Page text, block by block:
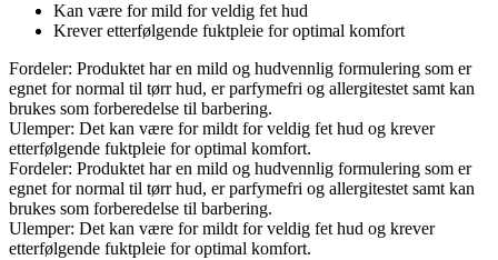
Kan være for mild for veldig fet hud
Krever etterfølgende fuktpleie for optimal komfort
Fordeler: Produktet har en mild og hudvennlig formulering som er
egnet for normal til tørr hud, er parfymefri og allergitestet samt kan
brukes som forberedelse til barbering.
Ulemper: Det kan være for mildt for veldig fet hud og krever
etterfølgende fuktpleie for optimal komfort.
Fordeler: Produktet har en mild og hudvennlig formulering som er
egnet for normal til tørr hud, er parfymefri og allergitestet samt kan
brukes som forberedelse til barbering.
Ulemper: Det kan være for mildt for veldig fet hud og krever
etterfølgende fuktpleie for optimal komfort.